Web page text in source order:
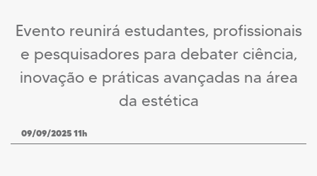
Evento reunirá estudantes, profissionais
e pesquisadores para debater ciência,
inovação e práticas avançadas na área
da estética
09/09/2025 11h